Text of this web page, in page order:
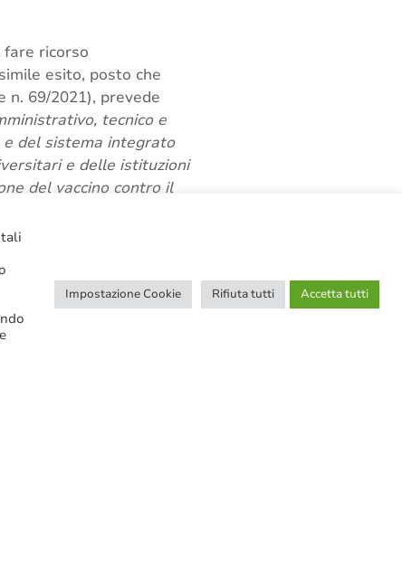
ricorso
esito, posto che
n. 69/2021), prevede
tecnico e
del sistema integrato
e delle istituzioni
del vaccino contro il
Impostazione Cookie Rifiuta tutti Accetta tutti